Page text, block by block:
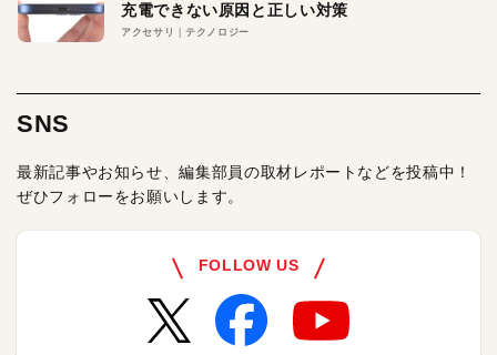
充電できない原因と正しい対策
アクセサリ テクノロジー
SNS
最新記事やお知らせ、編集部員の取材レポートなどを投稿中！
ぜひフォローをお願いします。
FOLLOW US